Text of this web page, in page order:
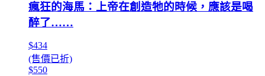
瘋狂的海馬：上帝在創造牠的時候，應該是喝
醉了……
$434
(售價已折)
$550